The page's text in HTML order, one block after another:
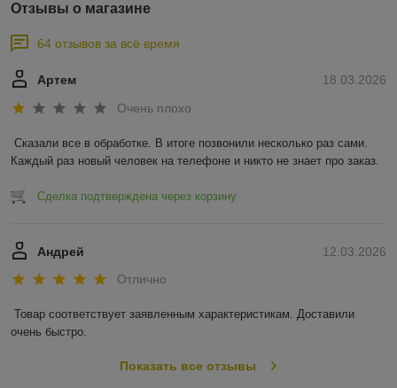
Отзывы о магазине
64 отзывов за всё время
18.03.2026
Артем
Очень плохо
Сказали все в обработке. В итоге позвонили несколько раз сами.
Каждый раз новый человек на телефоне и никто не знает про заказ.
Сделка подтверждена через корзину
12.03.2026
Андрей
Отлично
Товар соответствует заявленным характеристикам. Доставили
очень быстро.
Показать все отзывы